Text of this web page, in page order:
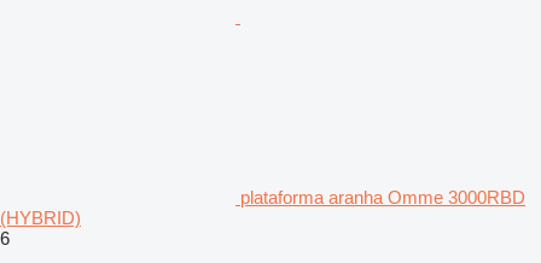
plataforma aranha Omme 3000RBD
(HYBRID)
6